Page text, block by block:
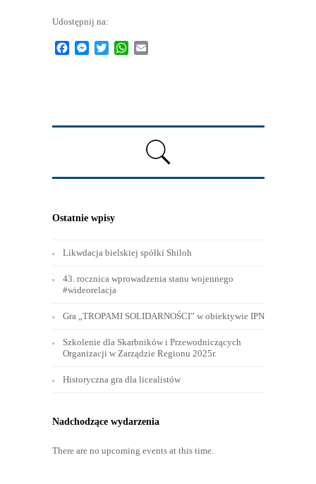
Udostępnij na:
FacebookMessenger
TwitterWhatsApp
Ostatnie wpisy
Likwdacja bielskiej spółki Shiloh
43. rocznica wprowadzenia stanu wojennego
#wideorelacja
Gra „TROPAMI SOLIDARNOŚCI” w obiektywie IPN
Szkolenie dla Skarbników i Przewodniczących
Organizacji w Zarządzie Regionu 2025r.
Historyczna gra dla licealistów
Nadchodzące wydarzenia
There are no upcoming events at this time.